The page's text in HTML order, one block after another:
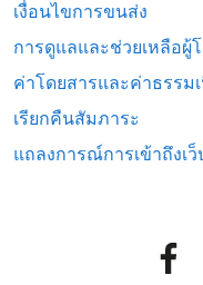
เงื่อนไขการขนส่ง
การดูแลและช่วยเหลือผู้
ค่าโดยสารและค่าธรรม
เรียกคืนสัมภาระ
แถลงการณ์การเข้าถึงเ